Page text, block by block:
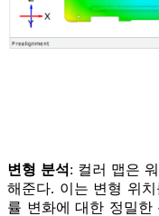
변형 분석 : 컬러 맵은
해준다. 이는 변형 위
률 변화에 대한 정밀한